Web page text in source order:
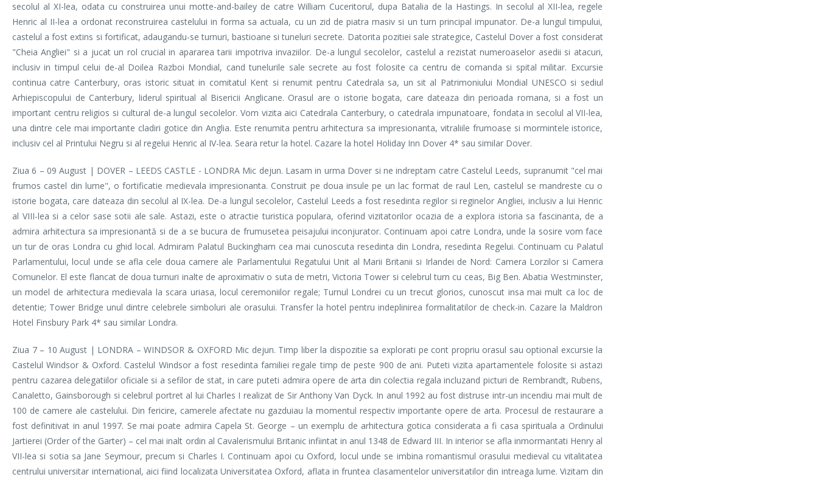
secolul al XI-lea, odata cu construirea unui motte-and-bailey de catre William Cuceritorul, dupa Batalia de la Hastings. In secolul al XII-lea, regele
Henric al II-lea a ordonat reconstruirea castelului in forma sa actuala, cu un zid de piatra masiv si un turn principal impunator. De-a lungul timpului,
castelul a fost extins si fortificat, adaugandu-se turnuri, bastioane si tuneluri secrete. Datorita pozitiei sale strategice, Castelul Dover a fost considerat
"Cheia Angliei" si a jucat un rol crucial in apararea tarii impotriva invaziilor. De-a lungul secolelor, castelul a rezistat numeroaselor asedii si atacuri,
inclusiv in timpul celui de-al Doilea Razboi Mondial, cand tunelurile sale secrete au fost folosite ca centru de comanda si spital militar. Excursie
continua catre Canterbury, oras istoric situat in comitatul Kent si renumit pentru Catedrala sa, un sit al Patrimoniului Mondial UNESCO si sediul
Arhiepiscopului de Canterbury, liderul spiritual al Bisericii Anglicane. Orasul are o istorie bogata, care dateaza din perioada romana, si a fost un
important centru religios si cultural de-a lungul secolelor. Vom vizita aici Catedrala Canterbury, o catedrala impunatoare, fondata in secolul al VII-lea,
una dintre cele mai importante cladiri gotice din Anglia. Este renumita pentru arhitectura sa impresionanta, vitraliile frumoase si mormintele istorice,
inclusiv cel al Printului Negru si al regelui Henric al IV-lea. Seara retur la hotel. Cazare la hotel Holiday Inn Dover 4* sau similar Dover.
Ziua 6 – 09 August | DOVER – LEEDS CASTLE - LONDRA Mic dejun. Lasam in urma Dover si ne indreptam catre Castelul Leeds, supranumit "cel mai
frumos castel din lume", o fortificatie medievala impresionanta. Construit pe doua insule pe un lac format de raul Len, castelul se mandreste cu o
istorie bogata, care dateaza din secolul al IX-lea. De-a lungul secolelor, Castelul Leeds a fost resedinta regilor si reginelor Angliei, inclusiv a lui Henric
al VIII-lea si a celor sase sotii ale sale. Astazi, este o atractie turistica populara, oferind vizitatorilor ocazia de a explora istoria sa fascinanta, de a
admira arhitectura sa impresionantă si de a se bucura de frumusetea peisajului inconjurator. Continuam apoi catre Londra, unde la sosire vom face
un tur de oras Londra cu ghid local. Admiram Palatul Buckingham cea mai cunoscuta resedinta din Londra, resedinta Regelui. Continuam cu Palatul
Parlamentului, locul unde se afla cele doua camere ale Parlamentului Regatului Unit al Marii Britanii si Irlandei de Nord: Camera Lorzilor si Camera
Comunelor. El este flancat de doua turnuri inalte de aproximativ o suta de metri, Victoria Tower si celebrul turn cu ceas, Big Ben. Abatia Westminster,
un model de arhitectura medievala la scara uriasa, locul ceremoniilor regale; Turnul Londrei cu un trecut glorios, cunoscut insa mai mult ca loc de
detentie; Tower Bridge unul dintre celebrele simboluri ale orasului. Transfer la hotel pentru indeplinirea formalitatilor de check-in. Cazare la Maldron
Hotel Finsbury Park 4* sau similar Londra.
Ziua 7 – 10 August | LONDRA – WINDSOR & OXFORD Mic dejun. Timp liber la dispozitie sa explorati pe cont propriu orasul sau optional excursie la
Castelul Windsor & Oxford. Castelul Windsor a fost resedinta familiei regale timp de peste 900 de ani. Puteti vizita apartamentele folosite si astazi
pentru cazarea delegatiilor oficiale si a sefilor de stat, in care puteti admira opere de arta din colectia regala incluzand picturi de Rembrandt, Rubens,
Canaletto, Gainsborough si celebrul portret al lui Charles I realizat de Sir Anthony Van Dyck. In anul 1992 au fost distruse intr-un incendiu mai mult de
100 de camere ale castelului. Din fericire, camerele afectate nu gazduiau la momentul respectiv importante opere de arta. Procesul de restaurare a
fost definitivat in anul 1997. Se mai poate admira Capela St. George – un exemplu de arhitectura gotica considerata a fi casa spirituala a Ordinului
Jartierei (Order of the Garter) – cel mai inalt ordin al Cavalerismului Britanic infiintat in anul 1348 de Edward III. In interior se afla inmormantati Henry al
VII-lea si sotia sa Jane Seymour, precum si Charles I. Continuam apoi cu Oxford, locul unde se imbina romantismul orasului medieval cu vitalitatea
centrului universitar international, aici fiind localizata Universitatea Oxford, aflata in fruntea clasamentelor universitatilor din intreaga lume. Vizitam din